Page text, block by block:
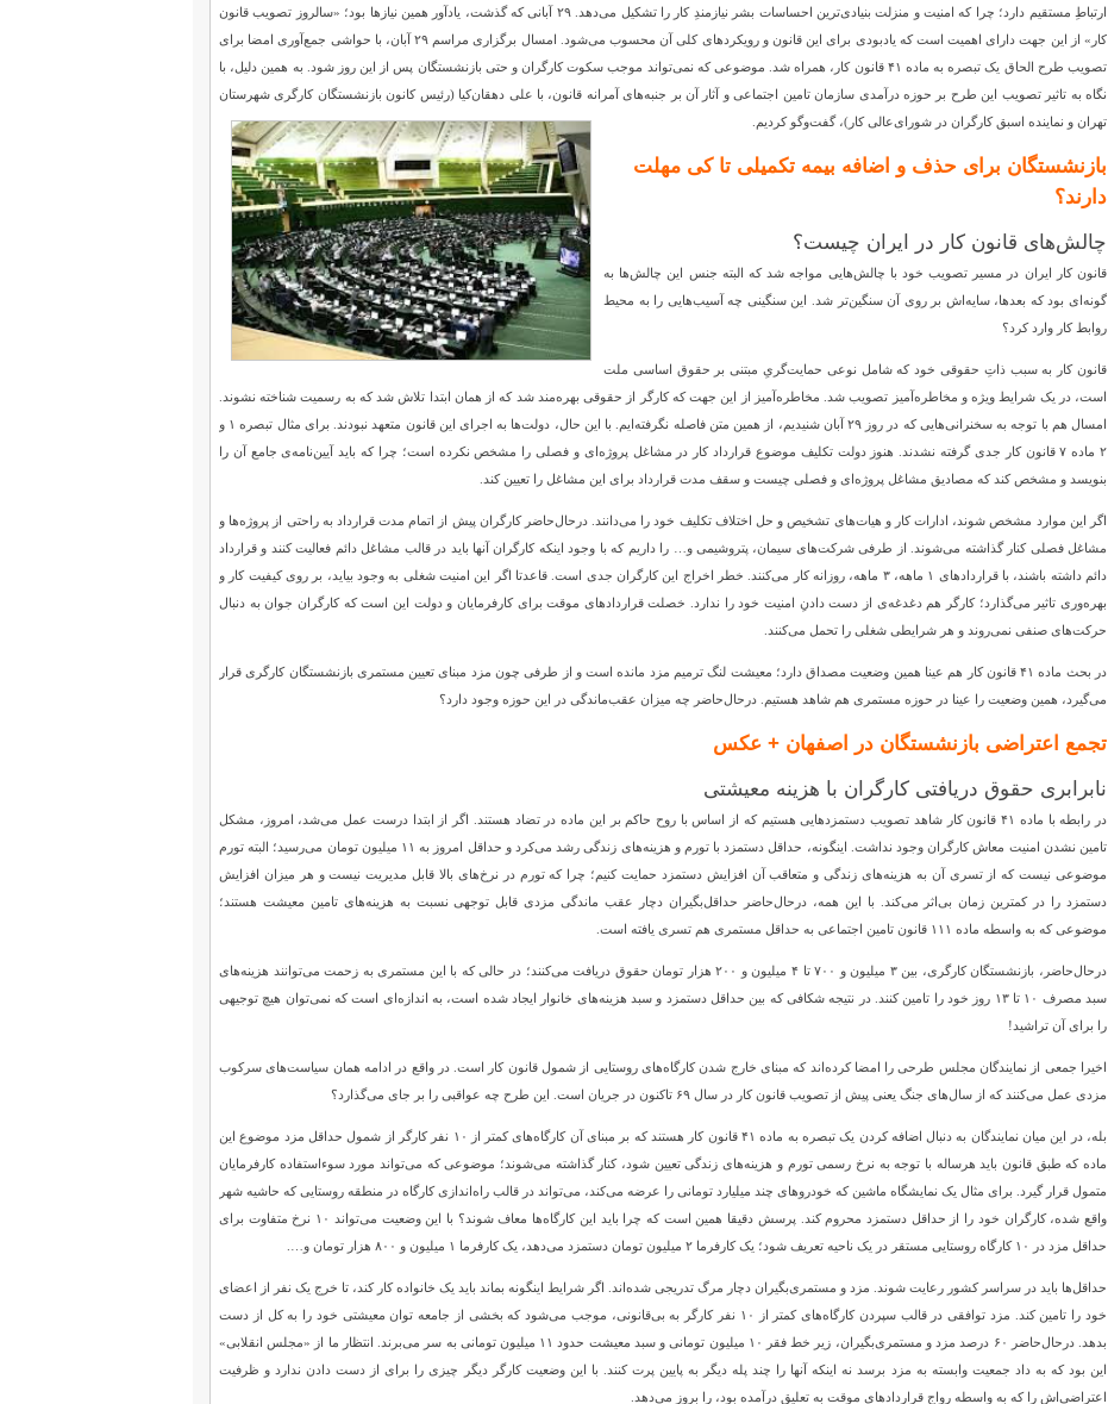
ارتباطِ مستقیم دارد؛ چرا که امنیت و منزلت بنیادی‌ترین احساسات بشر نیازمندِ کار را تشکیل می‌دهد. ۲۹ آبانی که گذشت، یادآور همین نیازها بود؛ «سالروز تصویب قانون
کار» از این جهت دارای اهمیت است که یادبودی برای این قانون و رویکردهای کلی آن محسوب می‌شود. امسال برگزاری مراسم ۲۹ آبان، با حواشی جمع‌آوری امضا برای
تصویب طرح الحاق یک تبصره به ماده ۴۱ قانون کار، همراه شد. موضوعی که نمی‌تواند موجب سکوت کارگران و حتی بازنشستگان پس از این روز شود. به همین دلیل، با
نگاه به تاثیر تصویب این طرح بر حوزه درآمدی سازمان تامین اجتماعی و آثار آن بر جنبه‌های آمرانه قانون، با علی دهقان‌کیا (رئیس کانون بازنشستگان کارگری شهرستان
تهران و نماینده اسبق کارگران در شورای‌عالی کار)، گفت‌وگو کردیم.
بازنشستگان برای حذف و اضافه بیمه تکمیلی تا کی مهلت
دارند؟
چالش‌های قانون کار در ایران چیست؟
قانون کار ایران در مسیر تصویب خود با چالش‌هایی مواجه شد که البته جنس این چالش‌ها به
گونه‌ای بود که بعدها، سایه‌اش بر روی آن سنگین‌تر شد. این سنگینی چه آسیب‌هایی را به محیط
روابط کار وارد کرد؟
قانون کار به سبب ذاتِ حقوقی خود که شامل نوعی حمایت‌گریِ مبتنی بر حقوق اساسی ملت
است، در یک شرایط ویژه و مخاطره‌آمیز تصویب شد. مخاطره‌آمیز از این جهت که کارگر از حقوقی بهره‌مند شد که از همان ابتدا تلاش شد که به رسمیت شناخته نشوند.
امسال هم با توجه به سخنرانی‌هایی که در روز ۲۹ آبان شنیدیم، از همین متن فاصله نگرفته‌ایم. با این حال، دولت‌ها به اجرای این قانون متعهد نبودند. برای مثال تبصره ۱ و
۲ ماده ۷ قانون کار جدی گرفته نشدند. هنوز دولت تکلیف موضوع قرارداد کار در مشاغل پروژه‌ای و فصلی را مشخص نکرده است؛ چرا که باید آیین‌نامه‌ی جامع آن را
بنویسد و مشخص کند که مصادیق مشاغل پروژه‌ای و فصلی چیست و سقف مدت قرارداد برای این مشاغل را تعیین کند.
اگر این موارد مشخص شوند، ادارات کار و هیات‌های تشخیص و حل اختلاف تکلیف خود را می‌دانند. درحال‌حاضر کارگران پیش از اتمام مدت قرارداد به راحتی از پروژه‌ها و
مشاغل فصلی کنار گذاشته می‌شوند. از طرفی شرکت‌های سیمان، پتروشیمی و… را داریم که با وجود اینکه کارگران آنها باید در قالب مشاغل دائم فعالیت کنند و قرارداد
دائم داشته باشند، با قراردادهای ۱ ماهه، ۳ ماهه، روزانه کار می‌کنند. خطر اخراج این کارگران جدی است. قاعدتا اگر این امنیت شغلی به وجود بیاید، بر روی کیفیت کار و
بهره‌وری تاثیر می‌گذارد؛ کارگر هم دغدغه‌ی از دست دادنِ امنیت خود را ندارد. خصلت قراردادهای موقت برای کارفرمایان و دولت این است که کارگران جوان به دنبال
حرکت‌های صنفی نمی‌روند و هر شرایطی شغلی را تحمل می‌کنند.
در بحث ماده ۴۱ قانون کار هم عینا همین وضعیت مصداق دارد؛ معیشت لنگ ترمیم مزد مانده است و از طرفی چون مزد مبنای تعیین مستمری بازنشستگان کارگری قرار
می‌گیرد، همین وضعیت را عینا در حوزه مستمری هم شاهد هستیم. درحال‌حاضر چه میزان عقب‌ماندگی در این حوزه وجود دارد؟
تجمع اعتراضی بازنشستگان در اصفهان + عکس
نابرابری حقوق دریافتی کارگران با هزینه معیشتی
در رابطه با ماده ۴۱ قانون کار شاهد تصویب دستمزدهایی هستیم که از اساس با روح حاکم بر این ماده در تضاد هستند. اگر از ابتدا درست عمل می‌شد، امروز، مشکل
تامین نشدن امنیت معاش کارگران وجود نداشت. اینگونه، حداقل دستمزد با تورم و هزینه‌های زندگی رشد می‌کرد و حداقل امروز به ۱۱ میلیون تومان می‌رسید؛ البته تورم
موضوعی نیست که از تسری آن به هزینه‌های زندگی و متعاقب آن افزایش دستمزد حمایت کنیم؛ چرا که تورم در نرخ‌های بالا قابل مدیریت نیست و هر میزان افزایش
دستمزد را در کمترین زمان بی‌اثر می‌کند. با این همه، درحال‌حاضر حداقل‌بگیران دچار عقب ماندگی مزدی قابل توجهی نسبت به هزینه‌های تامین معیشت هستند؛
موضوعی که به واسطه ماده ۱۱۱ قانون تامین اجتماعی به حداقل مستمری هم تسری یافته است.
درحال‌حاضر، بازنشستگان کارگری، بین ۳ میلیون و ۷۰۰ تا ۴ میلیون و ۲۰۰ هزار تومان حقوق دریافت می‌کنند؛ در حالی که با این مستمری به زحمت می‌توانند هزینه‌های
سبد مصرف ۱۰ تا ۱۳ روز خود را تامین کنند. در نتیجه شکافی که بین حداقل دستمزد و سبد هزینه‌های خانوار ایجاد شده است، به اندازه‌ای است که نمی‌توان هیچ توجیهی
را برای آن تراشید!
اخیرا جمعی از نمایندگان مجلس طرحی را امضا کرده‌اند که مبنای خارج شدن کارگاه‌های روستایی از شمول قانون کار است. در واقع در ادامه همان سیاست‌های سرکوب
مزدی عمل می‌کنند که از سال‌های جنگ یعنی پیش از تصویب قانون کار در سال ۶۹ تاکنون در جریان است. این طرح چه عواقبی را بر جای می‌گذارد؟
بله، در این میان نمایندگان به دنبال اضافه کردن یک تبصره به ماده ۴۱ قانون کار هستند که بر مبنای آن کارگاه‌های کمتر از ۱۰ نفر کارگر از شمول حداقل مزد موضوع این
ماده که طبق قانون باید هرساله با توجه به نرخ رسمی تورم و هزینه‌های زندگی تعیین شود، کنار گذاشته می‌شوند؛ موضوعی که می‌تواند مورد سوءاستفاده کارفرمایان
متمول قرار گیرد. برای مثال یک نمایشگاه ماشین که خودروهای چند میلیارد تومانی را عرضه می‌کند، می‌تواند در قالب راه‌اندازی کارگاه در منطقه روستایی که حاشیه شهر
واقع شده، کارگران خود را از حداقل دستمزد محروم کند. پرسش دقیقا همین است که چرا باید این کارگاه‌ها معاف شوند؟ با این وضعیت می‌تواند ۱۰ نرخ متفاوت برای
حداقل مزد در ۱۰ کارگاه روستایی مستقر در یک ناحیه تعریف شود؛ یک کارفرما ۲ میلیون تومان دستمزد می‌دهد، یک کارفرما ۱ میلیون و ۸۰۰ هزار تومان و….
حداقل‌ها باید در سراسر کشور رعایت شوند. مزد و مستمری‌بگیران دچار مرگ تدریجی شده‌اند. اگر شرایط اینگونه بماند باید یک خانواده کار کند، تا خرج یک نفر از اعضای
خود را تامین کند. مزد توافقی در قالب سپردن کارگاه‌های کمتر از ۱۰ نفر کارگر به بی‌قانونی، موجب می‌شود که بخشی از جامعه توان معیشتی خود را به کل از دست
بدهد. درحال‌حاضر ۶۰ درصد مزد و مستمری‌بگیران، زیر خط فقر ۱۰ میلیون تومانی و سبد معیشت حدود ۱۱ میلیون تومانی به سر می‌برند. انتظار ما از «مجلس انقلابی»
این بود که به داد جمعیت وابسته به مزد برسد نه اینکه آنها را چند پله دیگر به پایین پرت کنند. با این وضعیت کارگر دیگر چیزی را برای از دست دادن ندارد و ظرفیت
اعتراضی‌اش را که به واسطه رواج قراردادهای موقت به تعلیق درآمده بود، را بروز می‌دهد.